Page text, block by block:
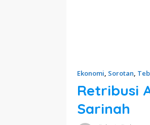
Ekonomi, Sorotan,
Retribusi
Sarinah